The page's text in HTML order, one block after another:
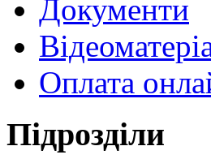
Документи
Оплата
Підрозділи